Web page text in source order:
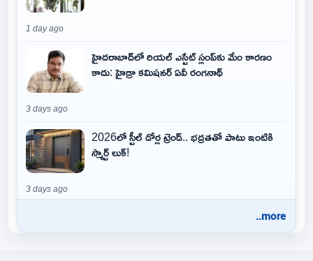
1 day ago
హైదరాబాద్‌లో రియల్ ఎస్టేట్ స్లంప్‌కు మేం కారణం
కాదు: హైడ్రా కమిషనర్ ఏవీ రంగనాథ్
3 days ago
2026లో స్టీల్ డోర్ల ట్రెండ్.. భద్రతతో పాటు ఇంటికి
స్మార్ట్ లుక్!
3 days ago
..more